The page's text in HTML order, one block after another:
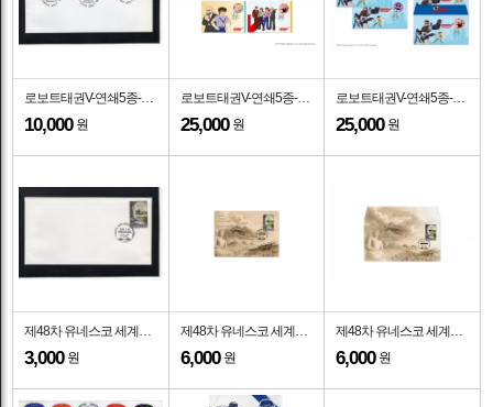
로보트태권V-연쇄5종-서울중앙 기념인 초일봉투(FDC)-2026.7.29일
10,000 원
로보트태권V-연쇄5종-우표박물관 기념인 맥시멈카드(MAXIMUMCARD)-우표박물관 제작-2026.7.29일
25,000 원
로보트태권V-연쇄5종-우표박물관 기념인 초일봉투(FDC)-우표박물관 제작-2026.7.29일
25,000 원
제48차 유네스코 세계유산위원회-서울중앙 기념인 초일봉투(FDC)-2026.7.16일
3,000 원
제48차 유네스코 세계유산위원회-우표박물관 기념인 맥시멈카드(MAXIMUMCARD)-우표박물관 제작-2026.7.16일
6,000 원
제48차 유네스코 세계유산위원회-우표박물관 기념인 초일봉투(FDC)-우표박물관 제작-2026.7.16일
6,000 원